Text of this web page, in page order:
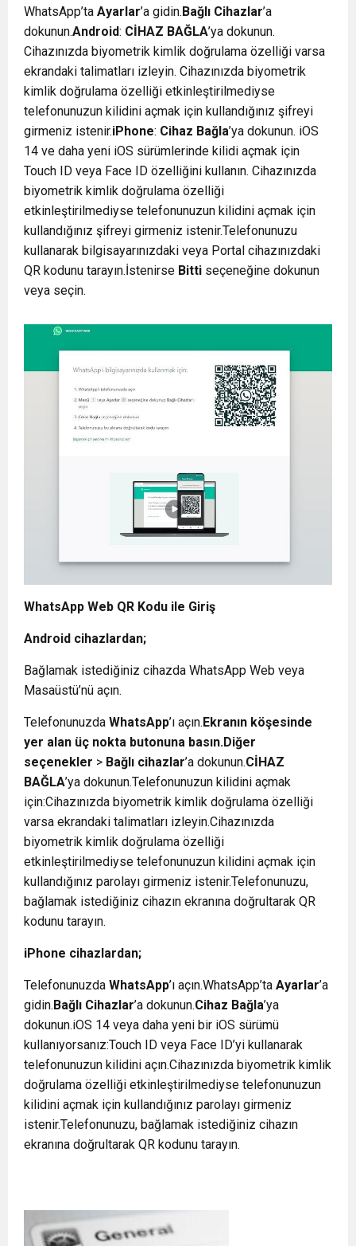
WhatsApp’ta Ayarlar’a gidin.Bağlı Cihazlar’a
dokunun.Android: CİHAZ BAĞLA’ya dokunun.
Cihazınızda biyometrik kimlik doğrulama özelliği varsa
ekrandaki talimatları izleyin. Cihazınızda biyometrik
kimlik doğrulama özelliği etkinleştirilmediyse
telefonunuzun kilidini açmak için kullandığınız şifreyi
girmeniz istenir.iPhone: Cihaz Bağla’ya dokunun. iOS
14 ve daha yeni iOS sürümlerinde kilidi açmak için
Touch ID veya Face ID özelliğini kullanın. Cihazınızda
biyometrik kimlik doğrulama özelliği
etkinleştirilmediyse telefonunuzun kilidini açmak için
kullandığınız şifreyi girmeniz istenir.Telefonunuzu
kullanarak bilgisayarınızdaki veya Portal cihazınızdaki
QR kodunu tarayın.İstenirse Bitti seçeneğine dokunun
veya seçin.
WhatsApp Web QR Kodu ile Giriş
Android cihazlardan;
Bağlamak istediğiniz cihazda WhatsApp Web veya
Masaüstü’nü açın.
Telefonunuzda WhatsApp’ı açın. Ekranın köşesinde
yer alan üç nokta butonuna basın.Diğer
seçenekler > Bağlı cihazlar’a dokunun.CİHAZ
BAĞLA’ya dokunun.Telefonunuzun kilidini açmak
için:Cihazınızda biyometrik kimlik doğrulama özelliği
varsa ekrandaki talimatları izleyin.Cihazınızda
biyometrik kimlik doğrulama özelliği
etkinleştirilmediyse telefonunuzun kilidini açmak için
kullandığınız parolayı girmeniz istenir.Telefonunuzu,
bağlamak istediğiniz cihazın ekranına doğrultarak QR
kodunu tarayın.
iPhone cihazlardan;
Telefonunuzda WhatsApp’ı açın.WhatsApp’ta Ayarlar’a
gidin. Bağlı Cihazlar’a dokunun.Cihaz Bağla’ya
dokunun.iOS 14 veya daha yeni bir iOS sürümü
kullanıyorsanız:Touch ID veya Face ID’yi kullanarak
telefonunuzun kilidini açın.Cihazınızda biyometrik kimlik
doğrulama özelliği etkinleştirilmediyse telefonunuzun
kilidini açmak için kullandığınız parolayı girmeniz
istenir.Telefonunuzu, bağlamak istediğiniz cihazın
ekranına doğrultarak QR kodunu tarayın.